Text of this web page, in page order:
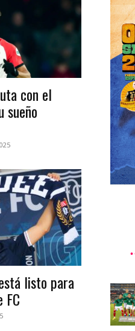
con el
sueño
listo para
FC